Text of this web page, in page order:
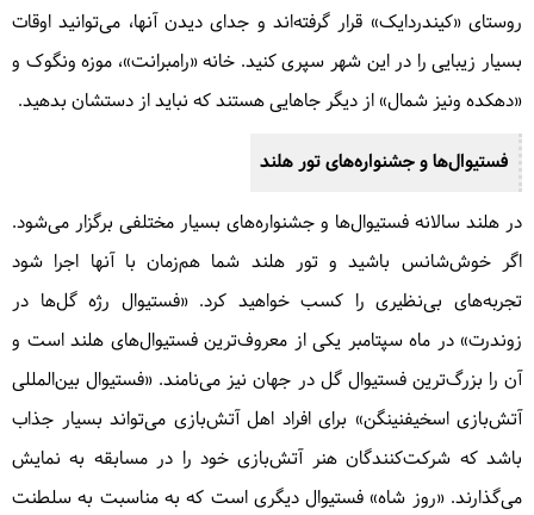
روستای «کیندردایک» قرار گرفته‌اند و جدای دیدن آنها، می‌توانید اوقات
بسیار زیبایی را در این شهر سپری کنید. خانه «رامبرانت»، موزه ونگوک و
«دهکده ونیز شمال» از دیگر جاهایی هستند که نباید از دستشان بدهید.
فستیوال‌ها و جشنواره‌های تور هلند
در هلند سالانه فستیوال‌ها و جشنواره‌های بسیار مختلفی برگزار می‌شود.
اگر خوش‌شانس باشید و تور هلند شما هم‌زمان با آنها اجرا شود
تجربه‌های بی‌نظیری را کسب خواهید کرد. «فستیوال رژه گل‌ها در
زوندرت» در ماه سپتامبر یکی از معروف‌ترین فستیوال‌های هلند است و
آن را بزرگ‌ترین فستیوال گل در جهان نیز می‌نامند. «فستیوال بین‌المللی
آتش‌بازی اسخیفنینگن» برای افراد اهل آتش‌بازی می‌تواند بسیار جذاب
باشد که شرکت‌کنندگان هنر آتش‌بازی خود را در مسابقه به نمایش
می‌گذارند. «روز شاه» فستیوال دیگری است که به مناسبت به سلطنت